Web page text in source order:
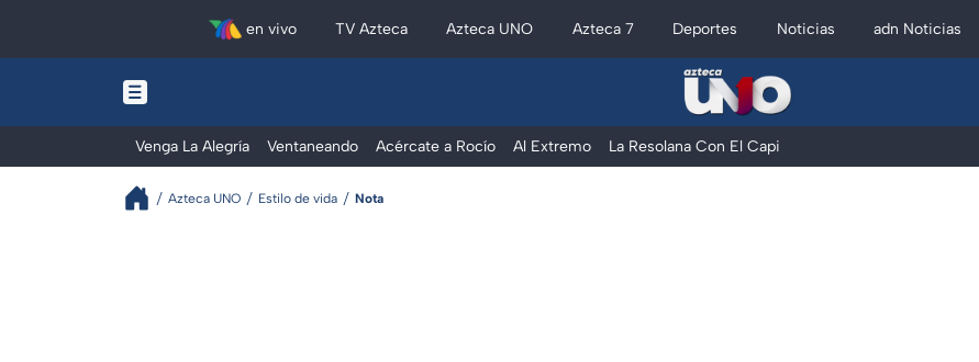
en vivo TV Azteca Azteca UNO Azteca 7 Deportes Noticias adn Noticias
Venga La Alegría Ventaneando Acércate a Rocío Al Extremo La Resolana Con El Capi
Azteca UNO Estilo de vida Nota